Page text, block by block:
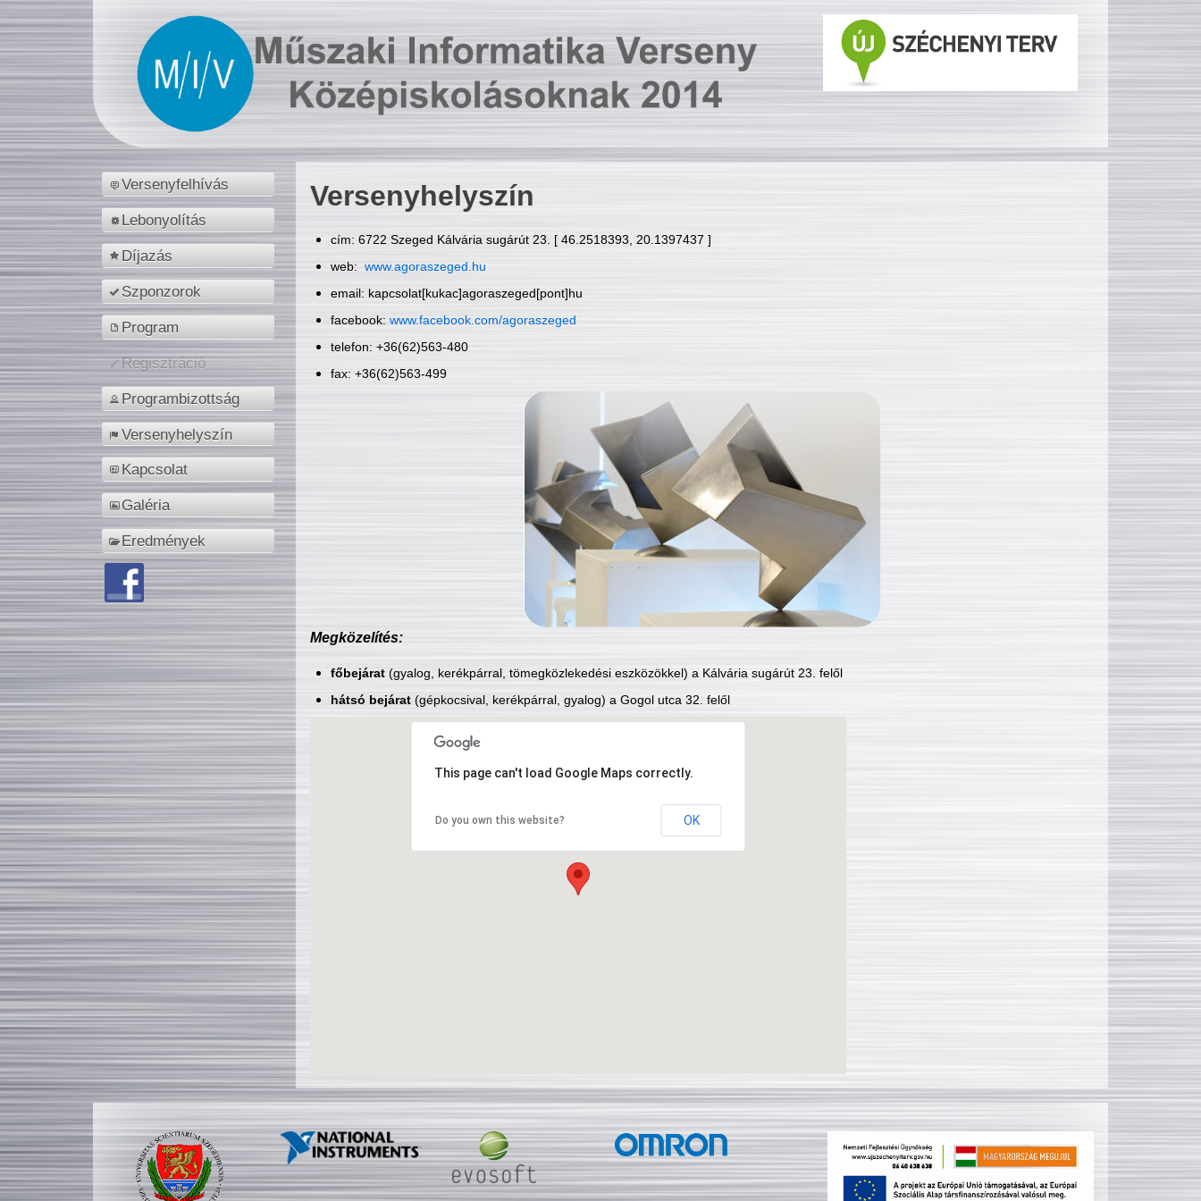
Versenyfelhívás
Lebonyolítás
Díjazás
Szponzorok
Program
Regisztráció
Programbizottság
Versenyhelyszín
Kapcsolat
Galéria
Eredmények
Versenyhelyszín
cím: 6722 Szeged Kálvária sugárút 23. [ 46.2518393, 20.1397437 ]
web: www.agoraszeged.hu
email: kapcsolat[kukac]agoraszeged[pont]hu
facebook: www.facebook.com/agoraszeged
telefon: +36(62)563-480
fax: +36(62)563-499
Megközelítés:
főbejárat(gyalog, kerékpárral, tömegközlekedési eszközökkel) a Kálvária sugárút 23. felől
hátsó bejárat(gépkocsival, kerékpárral, gyalog) a Gogol utca 32. felől
This page can't load Google Maps correctly.
Do you own this website? OK